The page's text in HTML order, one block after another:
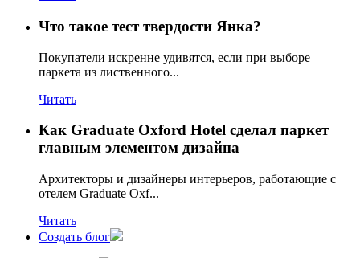
Что такое тест твердости Янка?
Покупатели искренне удивятся, если при выборе
паркета из лиственного...
Читать
Как Graduate Oxford Hotel сделал паркет
главным элементом дизайна
Архитекторы и дизайнеры интерьеров, работающие с
отелем Graduate Oxf...
Читать
Создать блог